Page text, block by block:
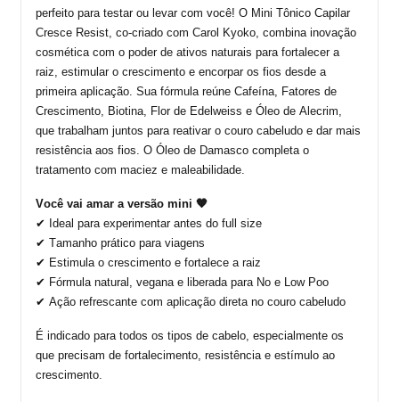
perfeito para testar ou levar com você! O Mini Tônico Capilar
Cresce Resist co-criado com Carol Kyoko, combina inovação
cosmética com o poder de ativos naturais para fortalecer a
raiz, estimular o crescimento e encorpar os fios desde a
primeira aplicação. Sua fórmula reúne Cafeína, Fatores de
Crescimento, Biotina, Flor de Edelweiss e Óleo de Alecrim,
que trabalham juntos para reativar o couro cabeludo e dar mais
resistência aos fios. O Óleo de Damasco completa o
tratamento com maciez e maleabilidade.
Você vai amar a versão mini 🧡
✔ Ideal para experimentar antes do full size
✔ Tamanho prático para viagens
✔ Estimula o crescimento e fortalece a raiz
✔ Fórmula natural, vegana e liberada para No e Low Poo
✔ Ação refrescante com aplicação direta no couro cabeludo
É indicado para todos os tipos de cabelo, especialmente os
que precisam de fortalecimento, resistência e estímulo ao
crescimento.